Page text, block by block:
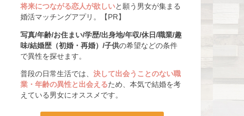
将来につながる恋人が欲しいと願う男女が集まる
婚活マッチングアプリ。【PR】
写真/年齢/お住まい/学歴/出身地/年収/休日/職業/趣
味/結婚歴（初婚・再婚）/子供の希望などの条件
で異性を探せます。
普段の日常生活では、 決して出会うことのない職
業・年齢の異性と出会えるため、本気で結婚を考
えている男女にオススメです。